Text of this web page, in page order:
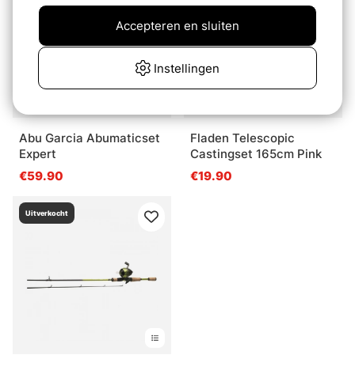
Abu Garcia Abumaticset
Expert
€59.90
Fladen Telescopic
Castingset 165cm Pink
€19.90
Uitverkocht
Instellingen
Accepteren en sluiten